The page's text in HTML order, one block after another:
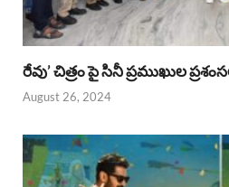
రేవు’ చిత్రం పై సినీ ప్రముఖుల
August 26, 2024